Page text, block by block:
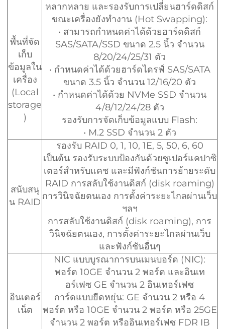
พื้นที่จัด
เก็บ
ข้อมูลใน
เครื่อง
(Local
storage
)
หลากหลาย และรองรับการเปลี่ยนฮาร์ดดิสก์
ขณะเครื่องยังทำงาน (Hot Swapping):
• สามารถกำหนดค่าได้ด้วยฮาร์ดดิสก์
SAS/SATA/SSD ขนาด 2.5 นิ้ว จำนวน
8/20/24/25/31 ตัว
• กำหนดค่าได้ด้วยฮาร์ดไดรฟ์ SAS/SATA
ขนาด 3.5 นิ้ว จำนวน 12/16/20 ตัว
• กำหนดค่าได้ด้วย NVMe SSD จำนวน
4/8/12/24/28 ตัว
รองรับการจัดเก็บข้อมูลแบบ Flash:
• M.2 SSD จำนวน 2 ตัว
สนับสนุ
น RAID
รองรับ RAID 0, 1, 10, 1E, 5, 50, 6, 60
เป็นต้น รองรับระบบป้องกันด้วยซูเปอร์แคปาซิ
เตอร์สำหรับแคช และมีฟังก์ชันการย้ายระดับ
RAID การสลับใช้งานดิสก์ (disk roaming)
การวินิจฉัยตนเอง การตั้งค่าระยะไกลผ่านเว็บ
ฯลฯ
การสลับใช้งานดิสก์ (disk roaming), การ
วินิจฉัยตนเอง, การตั้งค่าระยะไกลผ่านเว็บ
และฟังก์ชันอื่นๆ
อินเตอร์
เน็ต
NIC แบบบูรณาการบนเมนบอร์ด (NIC):
พอร์ต 10GE จำนวน 2 พอร์ต และอินเท
อร์เฟซ GE จำนวน 2 อินเทอร์เฟซ
การ์ดแบบยืดหยุ่น: GE จำนวน 2 หรือ 4
พอร์ต หรือ 10GE จำนวน 2 พอร์ต หรือ 25GE
จำนวน 2 พอร์ต หรืออินเทอร์เฟซ FDR IB